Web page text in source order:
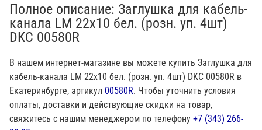
Полное описание: Заглушка для кабель-
канала LM 22х10 бел. (розн. уп. 4шт)
DKC 00580R
В нашем интернет-магазине вы можете купить Заглушка для
кабель-канала LM 22х10 бел. (розн. уп. 4шт) DKC 00580R в
Екатеринбурге, артикул 00580R. Чтобы уточнить условия
оплаты, доставки и действующие скидки на товар,
свяжитесь с нашим менеджером по телефону +7 (343) 266-